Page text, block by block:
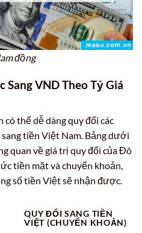
đồng
VND Theo Tỷ Giá
có thể dễ dàng quy đổi các
tiền Việt Nam. Bảng dưới
quan về giá trị quy đổi của Đô
tiền mặt và chuyển khoản,
số tiền Việt sẽ nhận được.
QUY ĐỔI SANG TIỀN
VIỆT (CHUYỂN KHOẢN)